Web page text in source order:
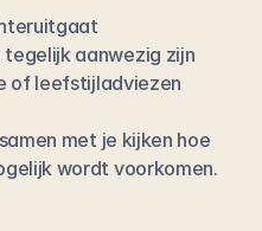
aanwezig zijn
of leefstijladviezen
met je kijken hoe
wordt voorkomen.